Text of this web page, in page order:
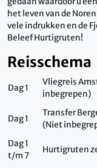
het leven van de
vele indrukken en de
Beleef Hurtigruten!
Reisschema
Dag 1
Vliegreis
inbegrepen)
Dag 1
Transfer
(Niet
Dag 1
t/m 7
Hurtigruten